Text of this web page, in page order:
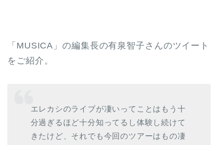
「MUSICA」の編集長の有泉智子さんのツイート
をご紹介。
エレカシのライブが凄いってことはもう十
分過ぎるほど十分知ってるし体験し続けて
きたけど、それでも今回のツアーはもの凄